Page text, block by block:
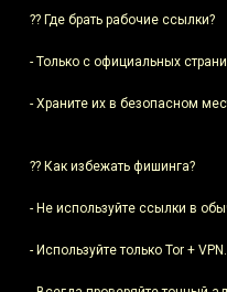
?? Где брать рабочие ссылки?
- Только с официальных
- Храните их в безопасном
?? Как избежать фишинга?
- Не используйте ссылки в
- Используйте только Tor + VPN.